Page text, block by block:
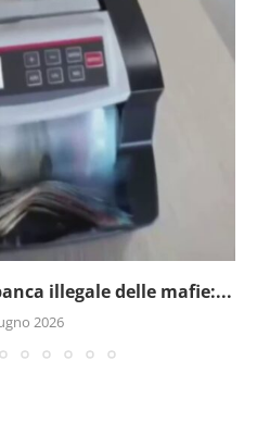
illegale delle mafie:...
2026